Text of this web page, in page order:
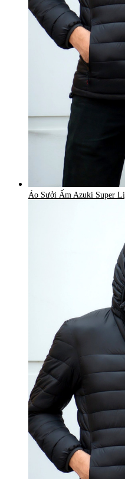
Áo Sưởi Ấm Azuki Super